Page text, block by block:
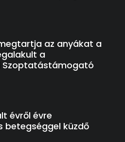
az anyákat a
a
Szoptatástámogató
évről évre
betegséggel küzdő